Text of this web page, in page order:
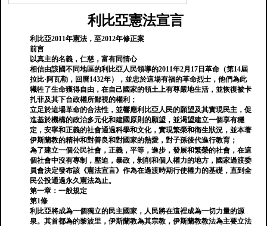
利比亞憲法宣言
利比亞2011年憲法，至2012年修正案
前言
以真主的名義，仁慈，富有同情心
相信由該國不同地區的利比亞人民領導的2011年2月17日革命（第14屆
拉比·阿瓦勒，回曆1432年），並忠於這場有福的革命烈士，他們為此
犧牲了生命獲得自由，在自己國家的領土上有尊嚴地生活，並恢復被卡
扎菲及其下台政權所鄙視的權利；
立足於這場革命的合法性，並響應利比亞人民的願望及其實現民主，促
進基於機構的政治多元化和建國原則的願望，並渴望建立一個享有穩
定，安寧和正義的社會通過科學和文化，實現繁榮和衛生狀況，並本著
伊斯蘭教的精神和對善良和對國家的熱愛，對子孫後代進行教育；
為了建立一個公民社會，正義，平等，進步，發展和繁榮的社會，在這
個社會中沒有專制，壓迫，暴政，剝削和個人權力的地方，國家過渡委
員會決定發布該《憲法宣言》作為在過渡時期行使權力的基礎，直到全
民公投通過永久憲法為止。
第一章：一般規定
第1條
利比亞將成為一個獨立的民主國家，人民將在這裡成為一切力量的源
泉。其首都為的黎波里，伊斯蘭教為其宗教，伊斯蘭教教法為主要立法